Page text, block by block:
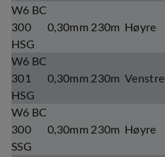
W6 BC
300
HSG
0,30mm 230m Høyre
W6 BC
301
HSG
0,30mm 230m Venstre
W6 BC
300
SSG
0,30mm 230m Høyre